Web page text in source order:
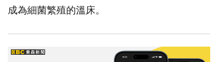
成為細菌繁殖的溫床。